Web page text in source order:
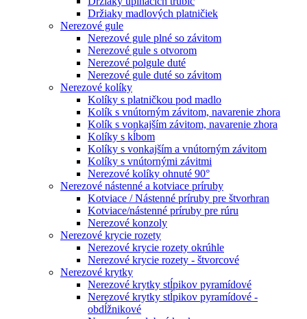
Držiaky madlových platničiek
Nerezové gule
Nerezové gule plné so závitom
Nerezové gule s otvorom
Nerezové polgule duté
Nerezové gule duté so závitom
Nerezové kolíky
Kolíky s platničkou pod madlo
Kolík s vnútorným závitom, navarenie zhora
Kolík s vonkajším závitom, navarenie zhora
Kolíky s kĺbom
Kolíky s vonkajším a vnútorným závitom
Kolíky s vnútornými závitmi
Nerezové kolíky ohnuté 90°
Nerezové nástenné a kotviace príruby
Kotviace / Nástenné príruby pre štvorhran
Kotviace/nástenné príruby pre rúru
Nerezové konzoly
Nerezové krycie rozety
Nerezové krycie rozety okrúhle
Nerezové krycie rozety - štvorcové
Nerezové krytky
Nerezové krytky stĺpikov pyramídové
Nerezové krytky stĺpikov pyramídové -
obdĺžnikové